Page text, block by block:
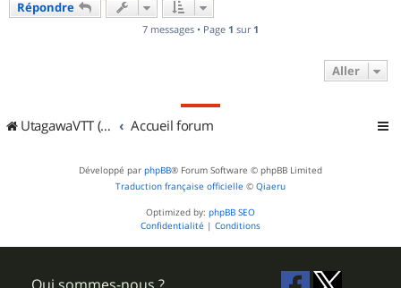
Répondre
7 messages • Page 1 sur 1
Aller
UtagawaVTT (Randos VTT et VTTAE avec traces GPS) Accueil forum
Développé par phpBB® Forum Software © phpBB Limited
Traduction française officielle © Qiaeru
Optimized by: phpBB SEO
Confidentialité | Conditions